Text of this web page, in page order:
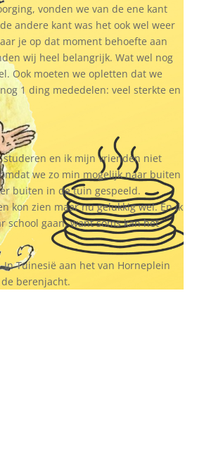
vonden we van de ene kant
andere kant was het ook wel weer
je op dat moment behoefte aan
wij heel belangrijk. Wat wel nog
Ook moeten we opletten dat we
1 ding mededelen: veel sterkte en
studeren en ik mijn vrienden niet
we zo min mogelijk naar buiten
buiten in de tuin gespeeld.
kon zien maar nu gelukkig wel. En ik
school gaan, want soms kan het
Tuinesië aan het van Horneplein
berenjacht.